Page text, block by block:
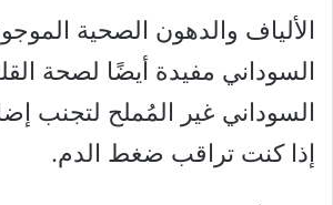
الألياف والدهون الصحية
السوداني مفيدة أيضًا لصحة
السوداني غير المُملح لتجنب
إذا كنت تراقب ضغط الدم.